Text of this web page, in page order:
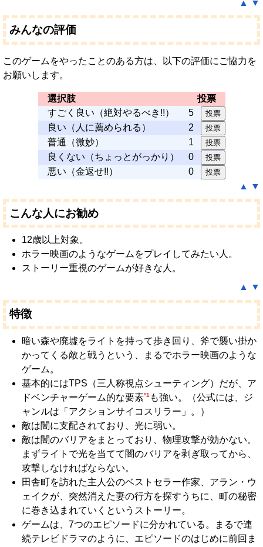
▲ ▼
みんなの評価
このゲームをやったことのある方は、以下の評価にご協力を
お願いします。
選択肢
投票
すごく良い（絶対やるべき!!）
5
良い（人に薦められる）
2
普通（微妙）
1
良くない（ちょっとがっかり）
0
悪い（金返せ!!）
0
▲
▼
こんな人にお勧め
12歳以上対象。
ホラー映画のようなゲームをプレイしてみたい人。
ストーリー重視のゲームが好きな人。
▲ ▼
特徴
暗い森や廃墟をライトを持って歩き回り、斧で襲い掛か
かってくる敵と戦うという、まるでホラー映画のような
ゲーム。
基本的にはTPS（三人称視点シューティング）だが、ア
ドベンチャーゲーム的な要素*1 も強い。（公式には、ジ
ャンルは「アクションサイコスリラー」。）
敵は闇に支配されており、光に弱い。
敵は闇のバリアをまとっており、物理攻撃が効かない。
まずライトで光を当てて闇のバリアを剥ぎ取ってから、
攻撃しなければならない。
田舎町を訪れた主人公のベストセラー作家、アラン・ウ
ェイクが、突然消えた妻の行方を探すうちに、町の秘密
に巻き込まれていくというストーリー。
ゲームは、7つのエピソードに分かれている。まるで連
続テレビドラマのように、エピソードのはじめに前回ま